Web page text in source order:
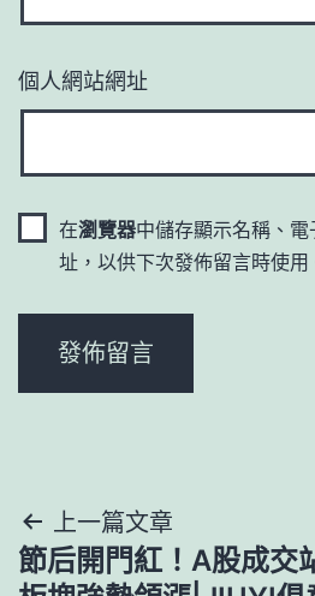
個人網站網址
在瀏覽器中儲存顯示名稱、
址，以供下次發佈留言時使用
文
章
上一篇文章
節后開門紅！A股成交